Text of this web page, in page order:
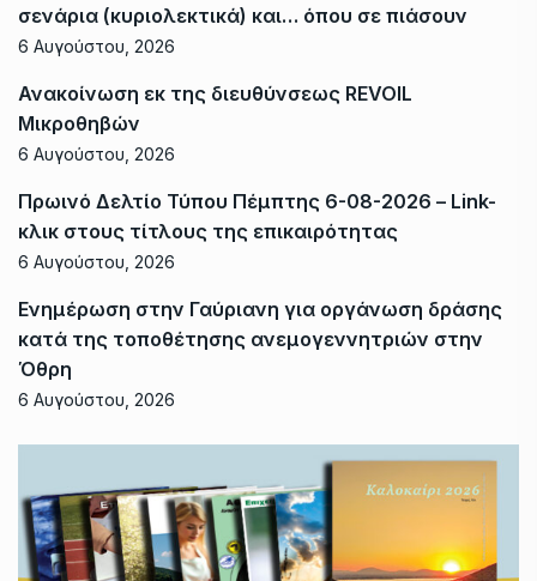
σενάρια (κυριολεκτικά) και… όπου σε πιάσουν
6 Αυγούστου, 2026
Ανακοίνωση εκ της διευθύνσεως REVOIL
Μικροθηβών
6 Αυγούστου, 2026
Πρωινό Δελτίο Τύπου Πέμπτης 6-08-2026 – Link-
κλικ στους τίτλους της επικαιρότητας
6 Αυγούστου, 2026
Ενημέρωση στην Γαύριανη για οργάνωση δράσης
κατά της τοποθέτησης ανεμογεννητριών στην
Όθρη
6 Αυγούστου, 2026